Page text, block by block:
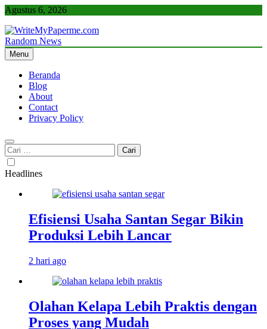
Skip
content
Agustus 6, 2026
WriteMyPaperme.com
Bisnis, Kuliner, Teknologi
Random News
Menu
Beranda
Blog
About
Contact
Privacy Policy
Cari
untuk:
Headlines
Efisiensi Usaha Santan Segar Bikin
Produksi Lebih Lancar
2 hari ago
Olahan Kelapa Lebih Praktis dengan
Proses yang Mudah